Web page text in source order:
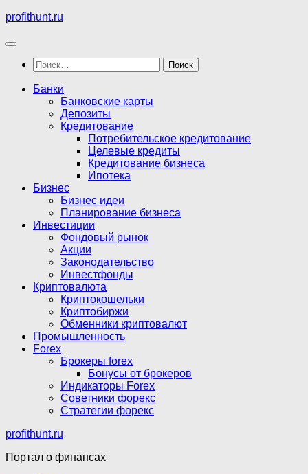
Перейти
содержимому
profithunt.ru
Найти:
Банки
Банковские карты
Депозиты
Кредитование
Потребительское кредитование
Целевые кредиты
Кредитование бизнеса
Ипотека
Бизнес
Бизнес идеи
Планирование бизнеса
Инвестиции
Фондовый рынок
Акции
Законодательство
Инвестфонды
Криптовалюта
Криптокошельки
Криптобиржи
Обменники криптовалют
Промышленность
Forex
Брокеры forex
Бонусы от брокеров
Индикаторы Forex
Советники форекс
Стратегии форекс
profithunt.ru
Портал о финансах